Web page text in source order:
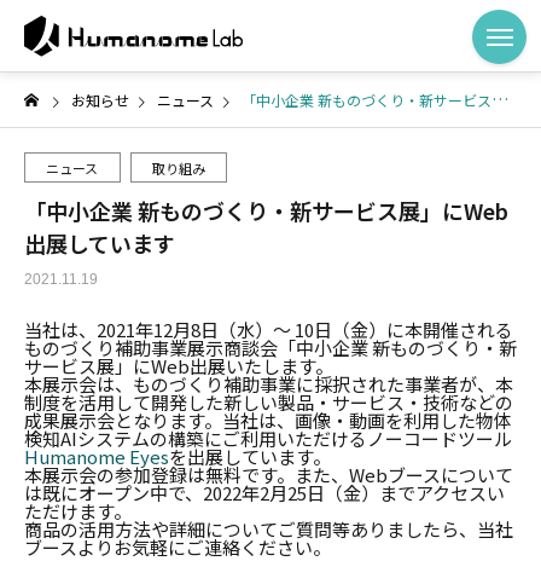
お知らせ ニュース 「中小企業 新ものづくり・新サービス展」にWeb出展しています
ニュース 取り組み
「中小企業 新ものづくり・新サービス展」にWeb
出展しています
2021.11.19
当社は、2021年12月8日（水）〜 10日（金）に本開催される
ものづくり補助事業展示商談会「中小企業 新ものづくり・新
サービス展」にWeb出展いたします。
本展示会は、ものづくり補助事業に採択された事業者が、本
制度を活用して開発した新しい製品・サービス・技術などの
成果展示会となります。当社は、画像・動画を利用した物体
検知AIシステムの構築にご利用いただけるノーコードツール
Humanome Eyesを出展しています。
本展示会の参加登録は無料です。また、Webブースについて
は既にオープン中で、2022年2月25日（金）までアクセスい
ただけます。
商品の活用方法や詳細についてご質問等ありましたら、当社
ブースよりお気軽にご連絡ください。